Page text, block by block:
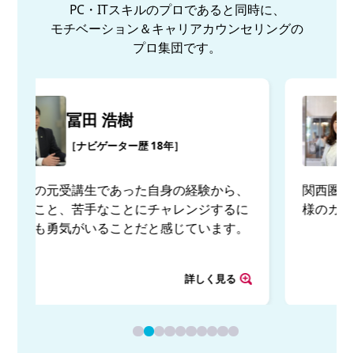
PC・ITスキルのプロであると同時に、
モチベーション＆キャリアカウンセリングの
プロ集団です。
竹内 瞳
［ナビゲーター歴 18年］
関西圏を中心にこれまでに約15,000名のお客
様のカウンセリングを実施。
詳しく見る